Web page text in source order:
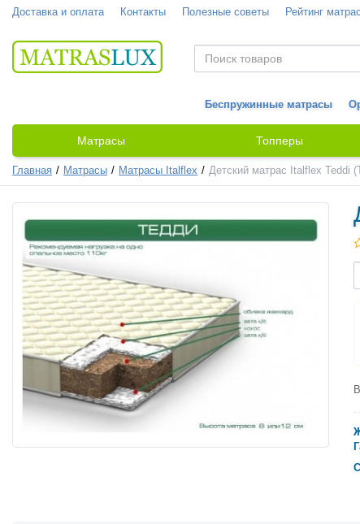
Доставка и оплата Контакты Полезные советы Рейтинг
Беспружинные матрасы
Матрасы Топперы
Главная Матрасы Матрасы Italflex Детский матрас Italflex Teddi